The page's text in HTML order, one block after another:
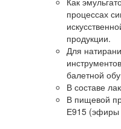
процессах
продукции.
Для
балетной
В составе
В пищевой
Е915